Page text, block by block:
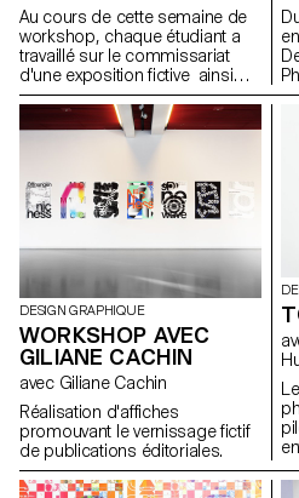
collaborative de 20×20
secondes.
Au cours de cette semaine de
workshop, chaque étudiant a
travaillé sur le commissariat
d'une exposition fictive ainsi
que sa mise en espace et sa
médiation. Les étudiants ont
sélectionné un corpus
textuelle du Metropolitan
Museum of Art et du Museum
à New York. L'espace
d'exposition, 1,15m² (surface
d'une affiche F4) est
imprimable, accrochable,
pliable. C'est à la fois une
surface mais aussi un socle ou
un volume. Le résultat des
étudiants questionne les
moyens de reproductions, de
représentations des oeuvres
dans la conception d'une
exposition.
DESIGN GRAPHIQUE
WORKSHOP AVEC
GILIANE CACHIN
avec Giliane Cachin
Réalisation d'affiches
promouvant le vernissage fictif
de publications éditoriales.
avec